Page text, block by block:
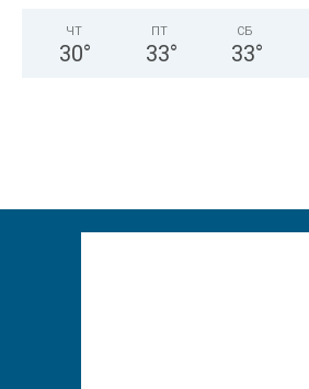
ЧТ
30°
ПТ
33°
СБ
33°